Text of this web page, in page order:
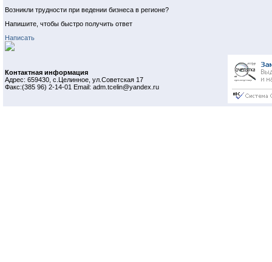
Возникли трудности при ведении бизнеса в регионе?
Напишите, чтобы быстро получить ответ
Написать
Контактная информация
Адрес: 659430, с.Целинное, ул.Советская 17
Факс:(385 96) 2-14-01 Email: adm.tcelin@yandex.ru